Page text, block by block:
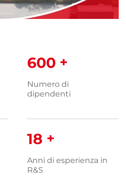
600 +
Numero di
dipendenti
18 +
Anni di esperienza in
R&S